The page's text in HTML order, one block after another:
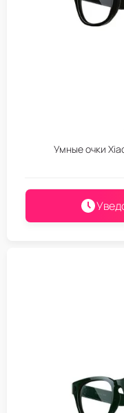
Умные очки